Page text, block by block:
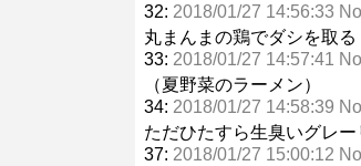
32: 2018/01/27 14:56:33
丸まんまの鶏でダシを取る
33: 2018/01/27 14:57:41
（夏野菜のラーメン）
34: 2018/01/27 14:58:39
ただひたすら生臭いグレ
37: 2018/01/27 15:00:12